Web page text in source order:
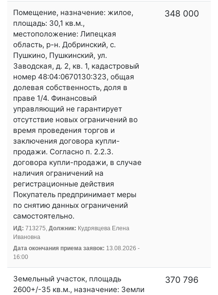
Помещение, назначение: жилое,
площадь: 30,1 кв.м.,
местоположение: Липецкая
область, р-н. Добринский, с.
Пушкино, Пушкинский, ул.
Заводская, д. 2, кв. 1, кадастровый
номер 48:04:0670130:323, общая
долевая собственность, доля в
праве 1/4. Финансовый
управляющий не гарантирует
отсутствие новых ограничений во
время проведения торгов и
заключения договора купли-
продажи. Согласно п. 2.2.3.
договора купли-продажи, в случае
наличия ограничений на
регистрационные действия
Покупатель предпринимает меры
по снятию данных ограничений
самостоятельно.
ИД: 713275, Должник: Кудрявцева Елена
Ивановна
Дата окончания приема заявок: 13.08.2026 -
16:00
348 000
Земельный участок, площадь
2600+/-35 кв.м., назначение: Земли
370 796